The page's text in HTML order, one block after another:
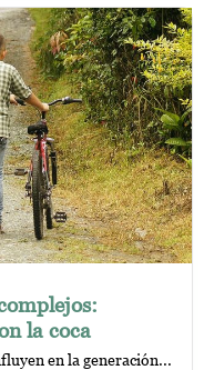
la coca
en la generación...